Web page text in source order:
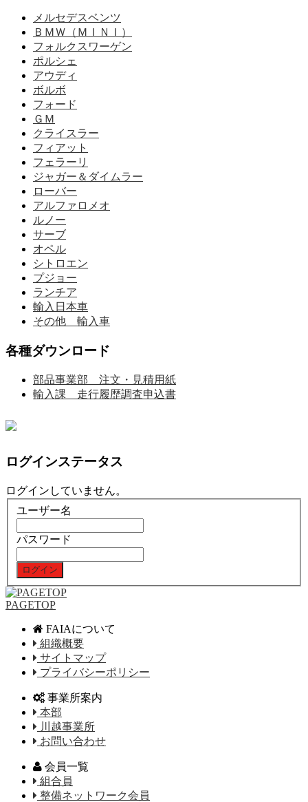
メルセデスベンツ
ＢＭＷ（ＭＩＮＩ）
フォルクスワーゲン
ポルシェ
アウディ
ボルボ
フォード
ＧＭ
クライスラー
フィアット
フェラーリ
ジャガー＆ダイムラー
ローバー
アルファロメオ
ルノー
サーブ
オペル
シトロエン
プジョー
ランチア
輸入日本車
その他 輸入車
各種ダウンロード
部品事業部 注文・見積用紙
輸入課 走行履歴調査申込書
ログインステータス
ログインしていません。
ユーザー名
パスワード
PAGETOP
FAIAについて
組織概要
サイトマップ
プライバシーポリシー
事業所案内
本部
川越事業所
お問い合わせ
会員一覧
組合員
整備ネットワーク会員